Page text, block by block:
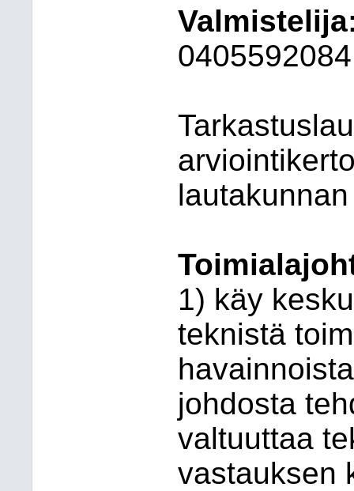
0405592084
1) käy
teknistä
johdosta
valtuuttaa
vastauksen